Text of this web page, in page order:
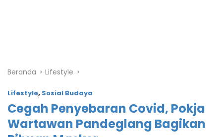
Beranda Lifestyle
Lifestyle, Sosial Budaya
Cegah Penyebaran Covid, Pokja
Wartawan Pandeglang Bagikan